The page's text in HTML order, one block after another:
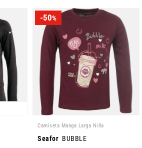
-50%
Camiseta Manga Larga Niña
Seafor BUBBLE